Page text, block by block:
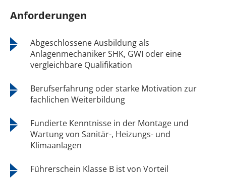
Anforderungen
Abgeschlossene Ausbildung als
Anlagenmechaniker SHK, GWI oder eine
vergleichbare Qualifikation
Berufserfahrung oder starke Motivation zur
fachlichen Weiterbildung
Fundierte Kenntnisse in der Montage und
Wartung von Sanitär-, Heizungs- und
Klimaanlagen
Führerschein Klasse B ist von Vorteil